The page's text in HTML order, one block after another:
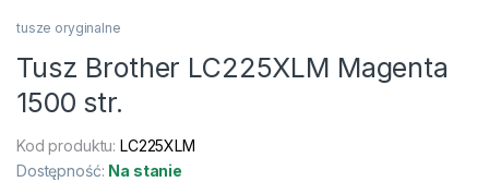
tusze oryginalne
Tusz Brother LC225XLM Magenta
1500 str.
Kod produktu:LC225XLM
Dostępność: Na stanie